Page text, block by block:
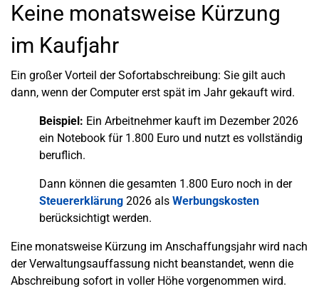
Keine monatsweise Kürzung
im Kaufjahr
Ein großer Vorteil der Sofortabschreibung: Sie gilt auch
dann, wenn der Computer erst spät im Jahr gekauft wird.
Beispiel: Ein Arbeitnehmer kauft im Dezember 2026
ein Notebook für 1.800 Euro und nutzt es vollständig
beruflich.
Dann können die gesamten 1.800 Euro noch in der
Steuererklärung 2026 als Werbungskosten
berücksichtigt werden.
Eine monatsweise Kürzung im Anschaffungsjahr wird nach
der Verwaltungsauffassung nicht beanstandet, wenn die
Abschreibung sofort in voller Höhe vorgenommen wird.